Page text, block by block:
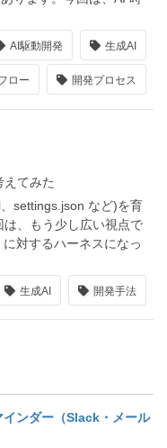
AI駆動開発 生成AI
ロー 開発プロセス
えてみた
settings.json など)を育
、もう少し広い視点で
対するハーネスになっ
生成AI 開発手法
ンダー（Slack・メール